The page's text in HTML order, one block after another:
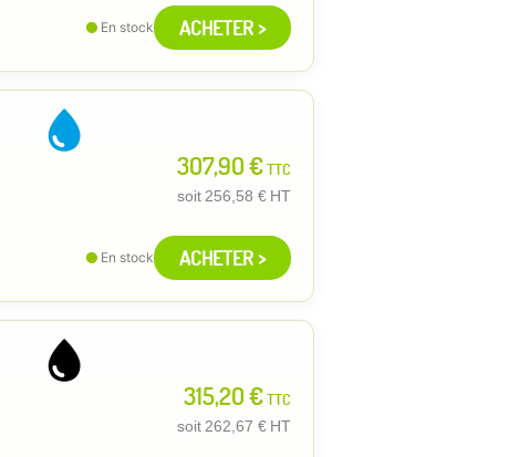
En stock ACHETER >
307,90 €TTC
soit 256,58 € HT
En stock ACHETER >
315,20 €TTC
soit 262,67 € HT